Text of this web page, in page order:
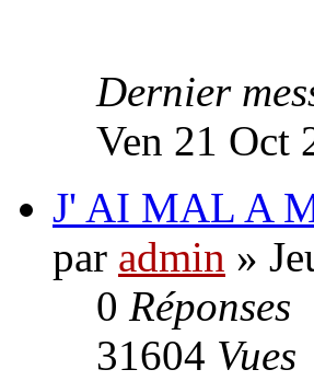
Dernier
Ven 21 Oct
J' AI MAL A
par admin »
0 Réponses
31604 Vues